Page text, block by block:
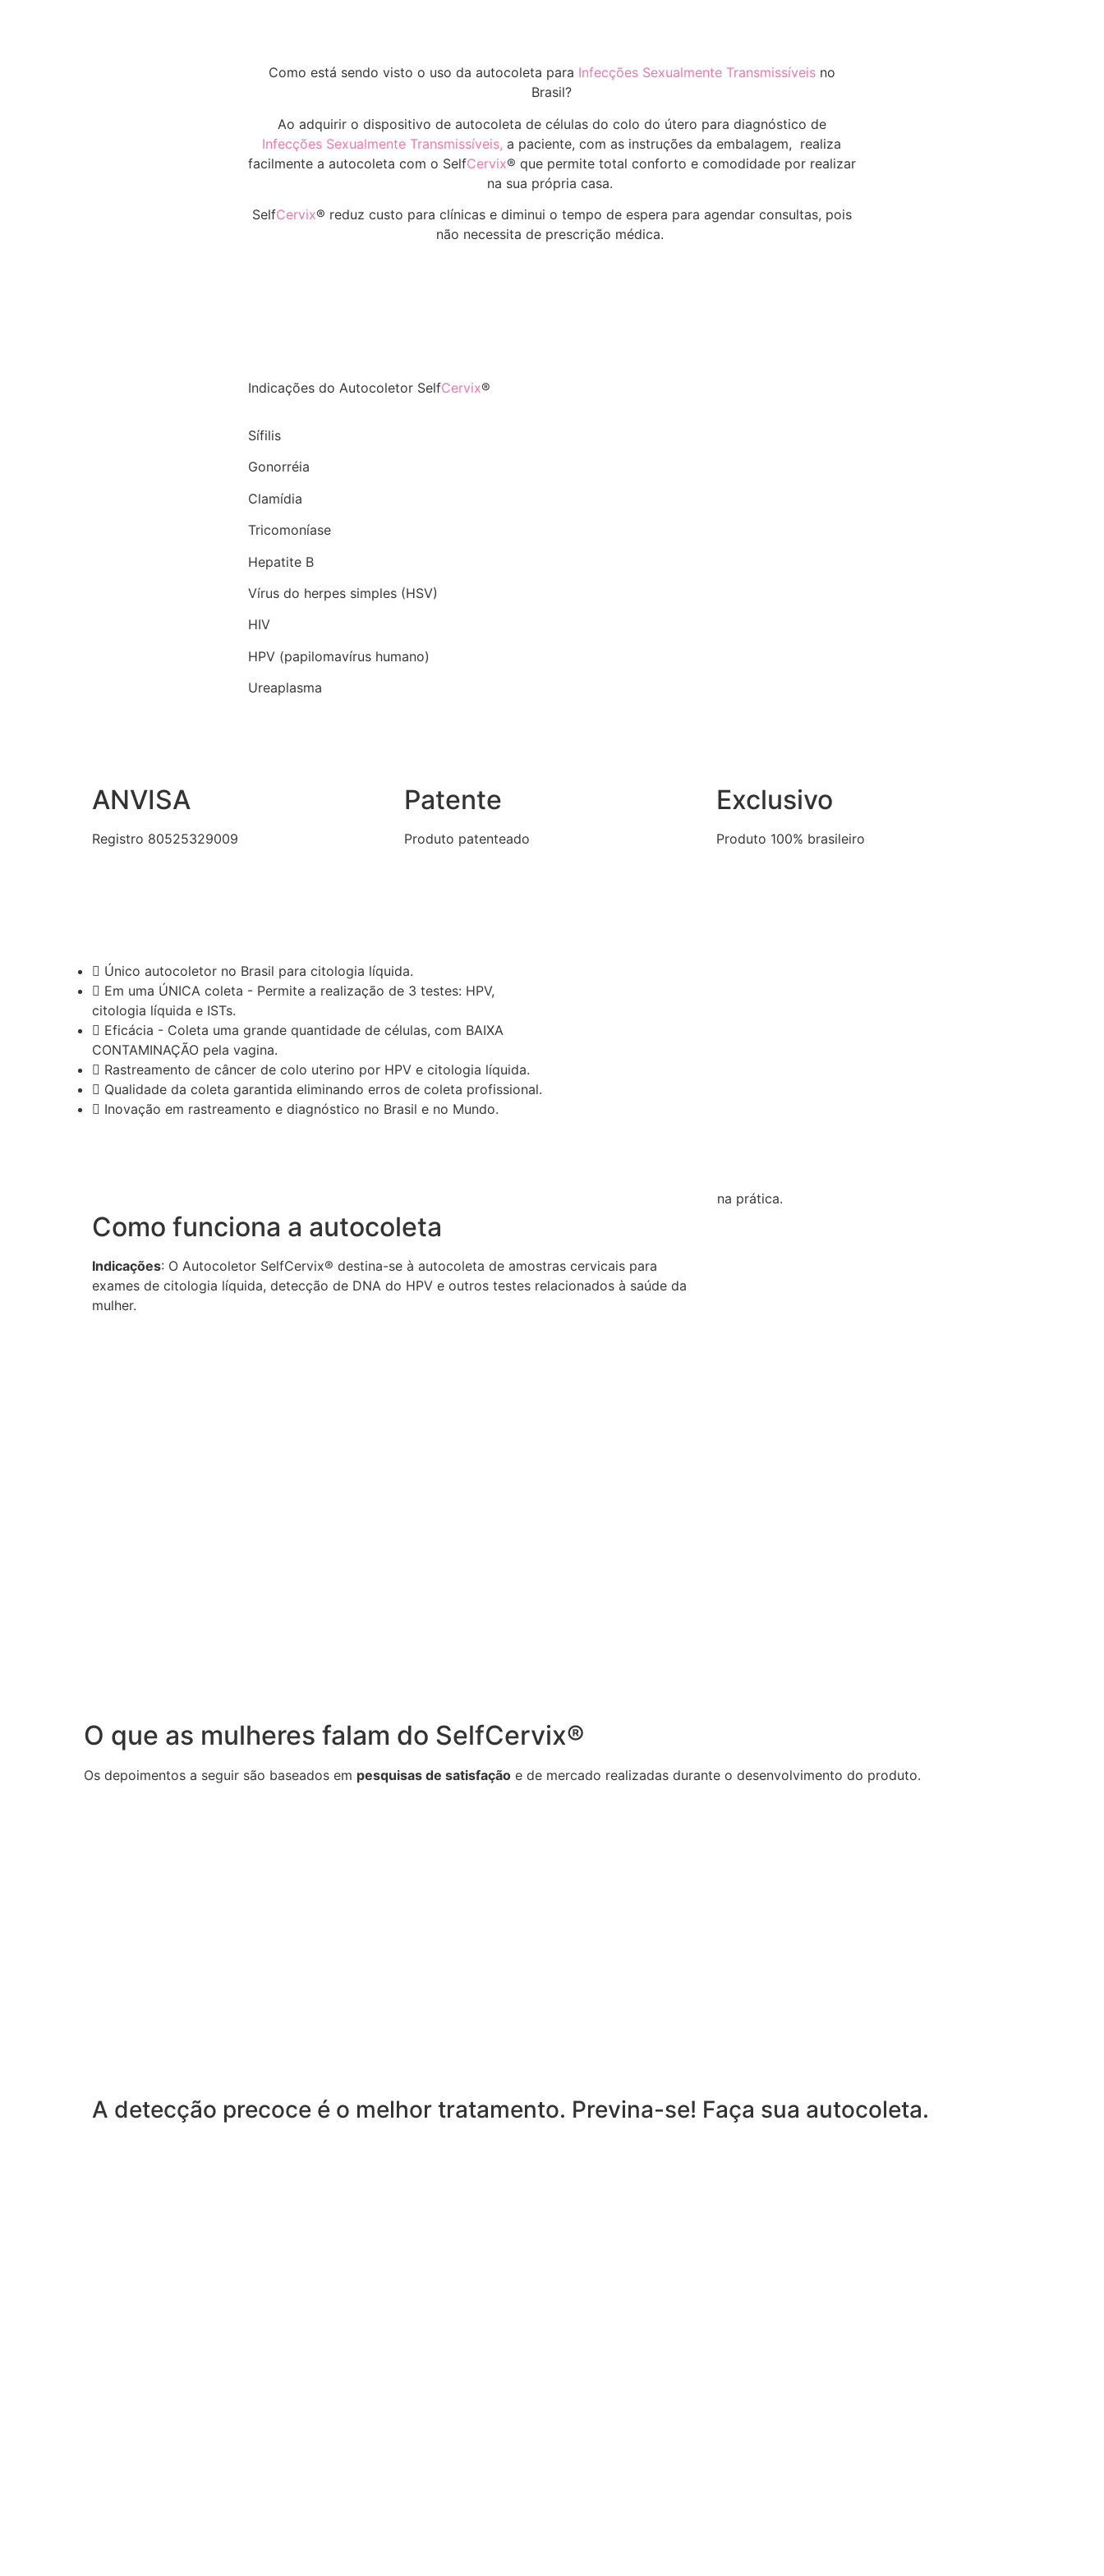
Como está sendo visto o uso da autocoleta para Infecções Sexualmente Transmissíveis no
Brasil?
Ao adquirir o dispositivo de autocoleta de células do colo do útero para diagnóstico de
Infecções Sexualmente Transmissíveis,a paciente, com as instruções da embalagem, realiza
facilmente a autocoleta com o SelfCervix® que permite total conforto e comodidade por realizar
na sua própria casa.
SelfCervix® reduz custo para clínicas e diminui o tempo de espera para agendar consultas, pois
não necessita de prescrição médica.
Indicações do Autocoletor SelfCervix®
Sífilis
Gonorréia
Clamídia
Tricomoníase
Hepatite B
Vírus do herpes simples (HSV)
HIV
HPV (papilomavírus humano)
Ureaplasma
ANVISA
Registro 80525329009
Patente
Produto patenteado
Exclusivo
Produto 100% brasileiro
Único autocoletor no Brasil para citologia líquida.
Em uma ÚNICA coleta - Permite a realização de 3 testes: HPV,
citologia líquida e ISTs.
Eficácia - Coleta uma grande quantidade de células, com BAIXA
CONTAMINAÇÃO pela vagina.
Rastreamento de câncer de colo uterino por HPV e citologia líquida.
Qualidade da coleta garantida eliminando erros de coleta profissional.
Inovação em rastreamento e diagnóstico no Brasil e no Mundo.
Como funciona a autocoleta
Indicações: O Autocoletor SelfCervix® destina-se à autocoleta de amostras cervicais para
exames de citologia líquida, detecção de DNA do HPV e outros testes relacionados à saúde da
mulher.
SelfCervix na prática.
O que as mulheres falam do SelfCervix®
Os depoimentos a seguir são baseados em pesquisas de satisfação e de mercado realizadas durante o desenvolvimento do produto.
A detecção precoce é o melhor tratamento. Previna-se! Faça sua autocoleta.